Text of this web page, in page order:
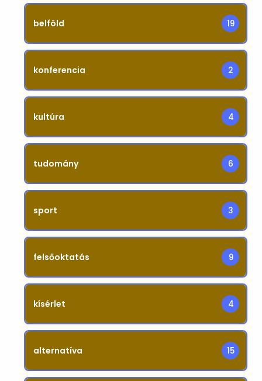
belföld 19
konferencia 2
kultúra 4
tudomány 6
sport 3
felsőoktatás 9
kísérlet 4
alternatíva 15